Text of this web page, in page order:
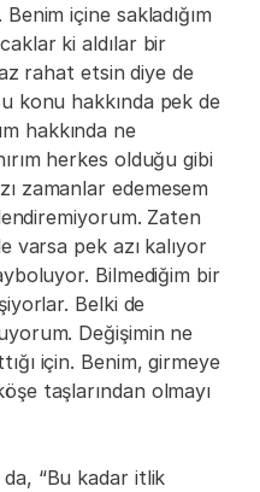
içine sakladığım
ki aldılar bir
rahat etsin diye de
konu hakkında pek de
hakkında ne
herkes olduğu gibi
zamanlar edemesem
Zaten
varsa pek azı kalıyor
Bilmediğim bir
Belki de
Değişimin ne
için. Benim, girmeye
taşlarından olmayı
“Bu kadar itlik